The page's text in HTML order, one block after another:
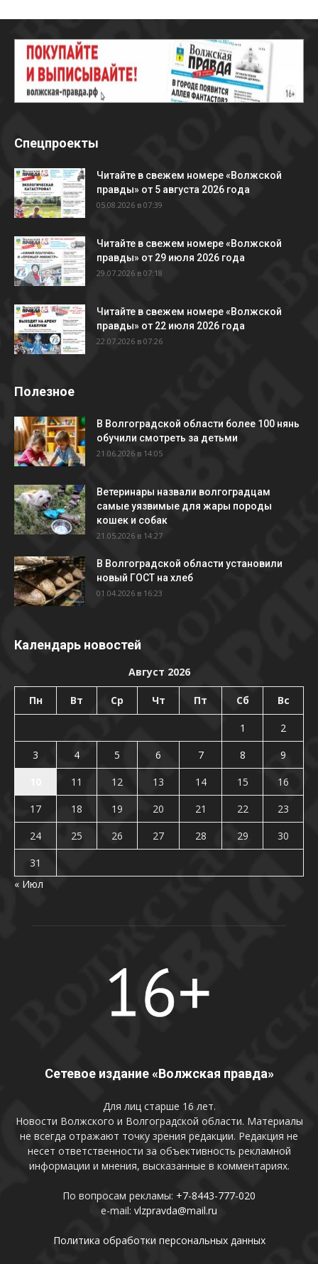
Спецпроекты
Читайте в свежем номере «Волжской
правды» от 5 августа 2026 года
05.08.2026 в 07:39
Читайте в свежем номере «Волжской
правды» от 29 июля 2026 года
29.07.2026 в 07:18
Читайте в свежем номере «Волжской
правды» от 22 июля 2026 года
22.07.2026 в 07:26
Полезное
В Волгоградской области более 100 нянь
обучили смотреть за детьми
21.06.2026 в 14:05
Ветеринары назвали волгоградцам
самые уязвимые для жары породы
кошек и собак
21.05.2026 в 14:27
В Волгоградской области установили
новый ГОСТ на хлеб
01.04.2026 в 16:23
Календарь новостей
Август 2026
Пн Вт Ср Чт Пт Сб Вс
1
2
3
4 5 6 7 8
9
11 12 13 14 15
16
17
18 19 20 21 22
23
24
25 26 27 28 29
30
31
« Июл
Сетевое издание «Волжская правда»
Для лиц старше 16 лет.
Новости Волжского и Волгоградской области. Материалы
не всегда отражают точку зрения редакции. Редакция не
несет ответственности за объективность рекламной
информации и мнения, высказанные в комментариях.
По вопросам рекламы: +7-8443-777-020
e-mail: vlzpravda@mail.ru
Политика обработки персональных данных